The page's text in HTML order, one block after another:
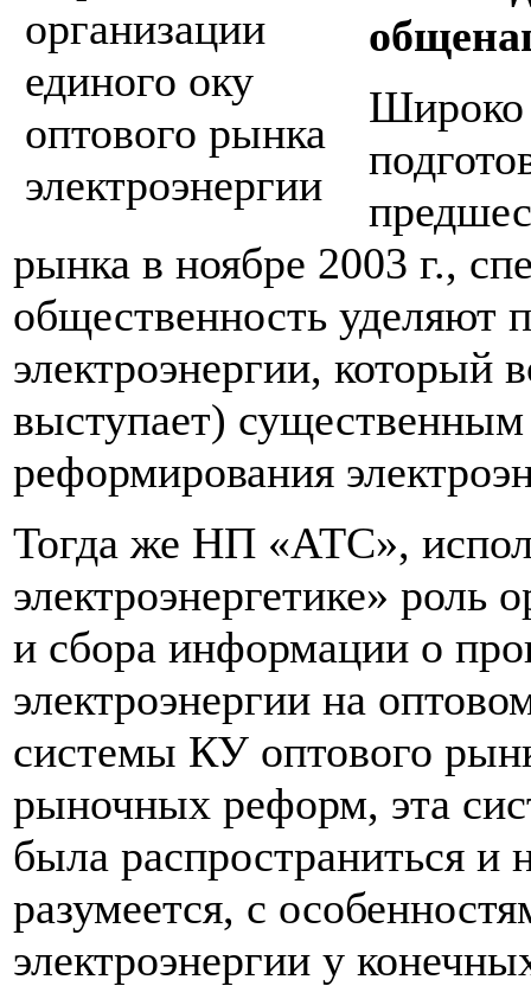
Широко
рынка в ноябре 2003 г.,
общественность
электроэнергии, который
выступает)
реформирования
Тогда же НП «АТС»,
электроэнергетике» роль
и сбора информации о
электроэнергии на
системы КУ оптового
рыночных реформ, эта
была распространиться
разумеется, с
электроэнергии у